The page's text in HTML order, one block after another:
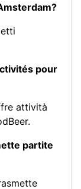
pour
attività
partite